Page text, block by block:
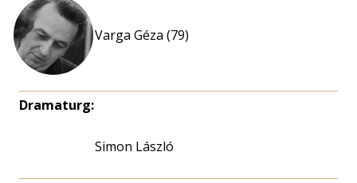
Varga Géza (79)
Dramaturg:
Simon László